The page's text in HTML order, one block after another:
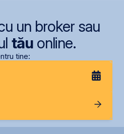
un broker sau
tăuonline.
tine: